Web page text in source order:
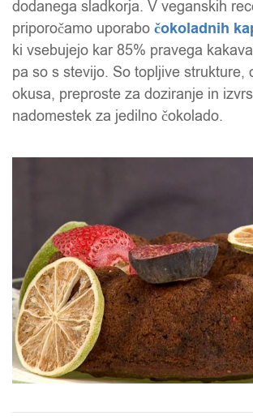
dodanega sladkorja. V veganskih
priporočamo uporabo čokoladnih
ki vsebujejo kar 85% pravega
pa so s stevijo. So topljive strukture,
okusa, preproste za doziranje in
nadomestek za jedilno čokolado.